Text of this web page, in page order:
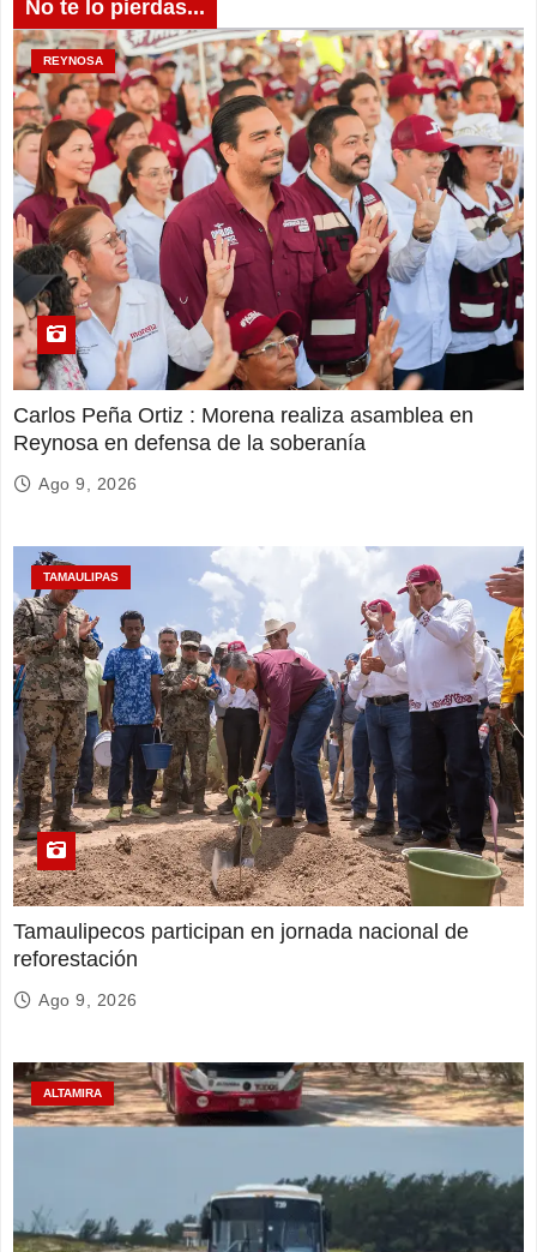
No te lo pierdas...
REYNOSA
Carlos Peña Ortiz : Morena realiza asamblea en
Reynosa en defensa de la soberanía
Ago 9, 2026
TAMAULIPAS
Tamaulipecos participan en jornada nacional de
reforestación
Ago 9, 2026
ALTAMIRA